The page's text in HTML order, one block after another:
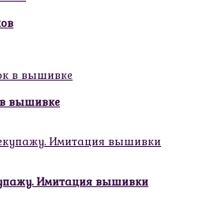
вышивке
Имитация вышивки